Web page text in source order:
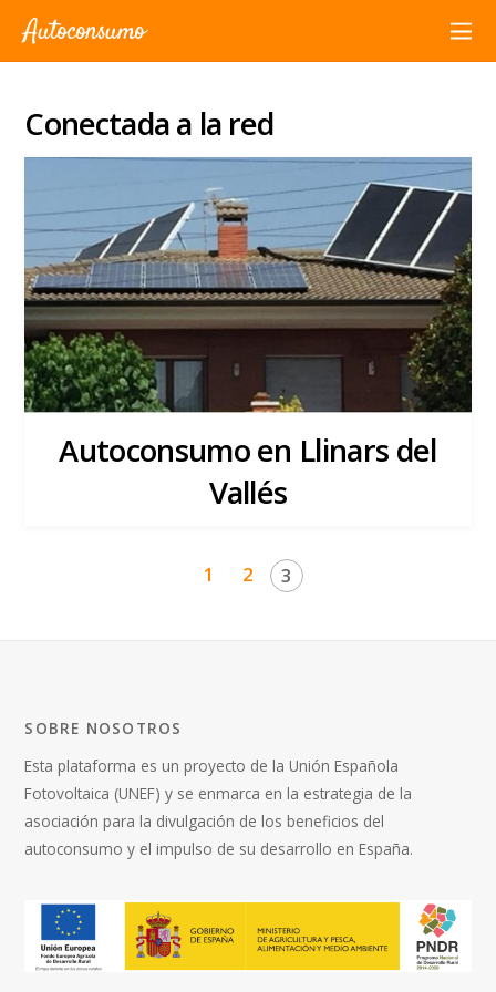
Autoconsumo
Conectada a la red
Autoconsumo en Llinars del
Vallés
1 2 3
SOBRE NOSOTROS
Esta plataforma es un proyecto de la Unión Española
Fotovoltaica (UNEF) y se enmarca en la estrategia de la
asociación para la divulgación de los beneficios del
autoconsumo y el impulso de su desarrollo en España.